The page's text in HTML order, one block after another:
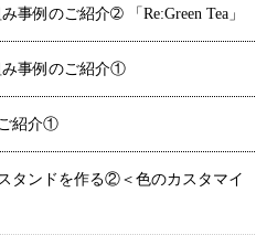
事例のご紹介➁ 「Re:Green Tea」
み事例のご紹介①
ご紹介①
タンドを作る②＜色のカスタマイ